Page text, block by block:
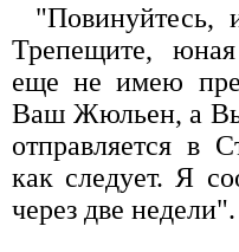
"Повинуйтесь,
Трепещите,
еще не имею
Ваш Жюльен, а
отправляется в
как следует. Я
через две недели".